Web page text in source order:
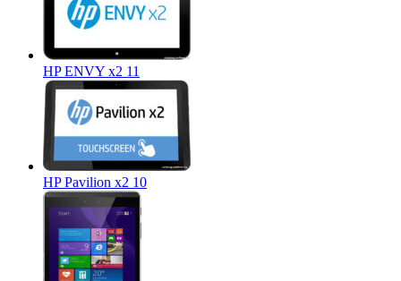
HP ENVY x2 11
HP Pavilion x2 10